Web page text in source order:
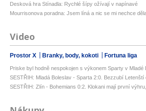
Desková hra Stínadla: Rychlé šípy ožívají v napínavé
Mourrisonova poradna: Jsem líná a nic se mi nechce
Video
Prostor X Branky, body, kokoti Fortuna liga
Priske byl hodně nespokojen s výkonem Sparty v Mladé
SESTŘIH: Mladá Boleslav - Sparta 2:0. Bezzubí Letenští
SESTŘIH: Zlín - Bohemians 0:2. Klokani mají první výhru,